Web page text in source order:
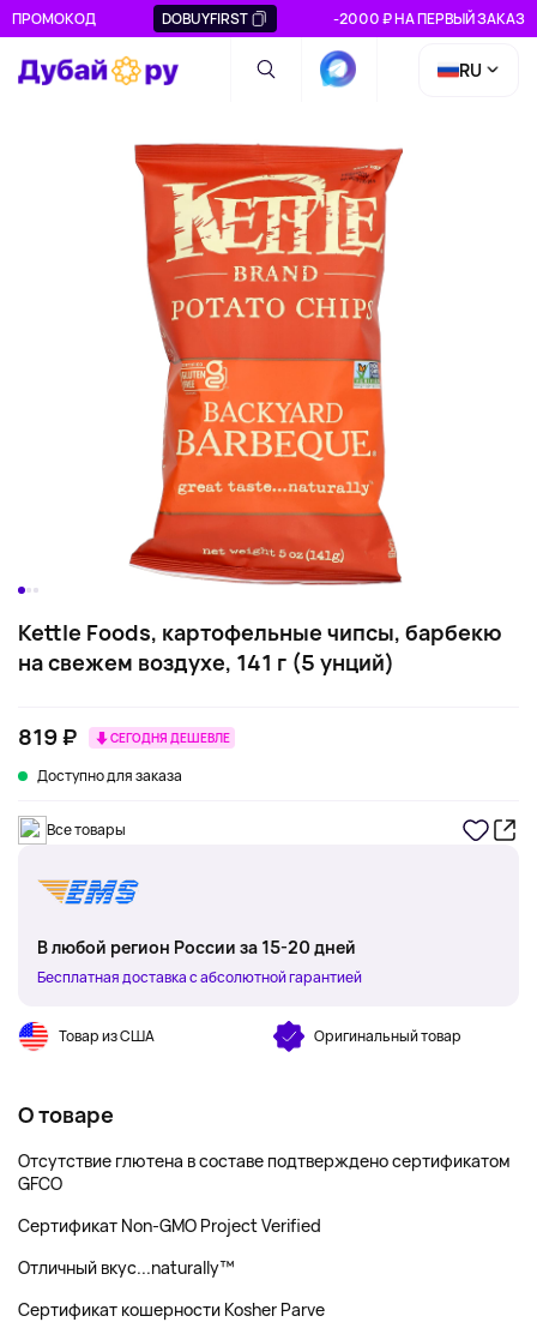
ПРОМОКОД DOBUYFIRST -2000 ₽ НА ПЕРВЫЙ ЗАКАЗ
RU
Kettle Foods, картофельные чипсы, барбекю
на свежем воздухе, 141 г (5 унций)
819 ₽ СЕГОДНЯ ДЕШЕВЛЕ
Доступно для заказа
Все товары
В любой регион России за 15-20 дней
Бесплатная доставка с абсолютной гарантией
Товар из США Оригинальный товар
О товаре
Отсутствие глютена в составе подтверждено сертификатом
GFCO
Сертификат Non-GMO Project Verified
Отличный вкус...naturally™
Сертификат кошерности Kosher Parve